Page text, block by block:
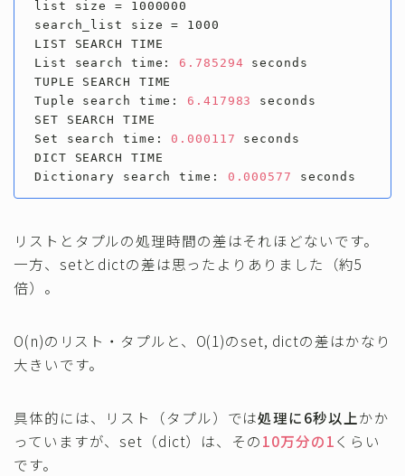
list size = 1000000
search_list size = 1000
LIST SEARCH TIME
List search time: 6.785294 seconds
TUPLE SEARCH TIME
Tuple search time: 6.417983
seconds
SET SEARCH TIME
Set search time: 0.000117
seconds
DICT SEARCH TIME
Dictionary search time: 0.000577 seconds
リストとタプルの処理時間の差はそれほどないです。
一方、setとdictの差は思ったよりありました（約5
倍）。
O(n)のリスト・タプルと、O(1)のset, dictの差はかなり
大きいです。
具体的には、リスト（タプル）では処理に6秒以上かか
っていますが、set（dict）は、その10万分の1くらい
です。